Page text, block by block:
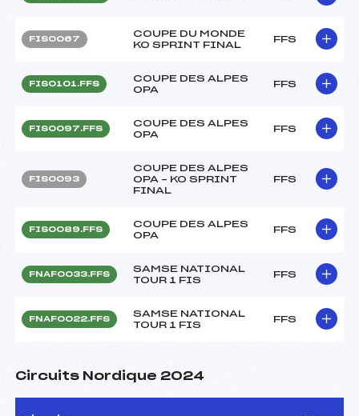
FIS0067
COUPE DU MONDE
KO SPRINT FINAL
FFS
FIS0101.FFS
COUPE DES ALPES
OPA
FFS
FIS0097.FFS
COUPE DES ALPES
OPA
FFS
FIS0093
COUPE DES ALPES
OPA – KO SPRINT
FINAL
FFS
FIS0089.FFS
COUPE DES ALPES
OPA
FFS
FNAF0033.FFS
SAMSE NATIONAL
TOUR 1 FIS
FFS
FNAF0022.FFS
SAMSE NATIONAL
TOUR 1 FIS
FFS
Circuits Nordique 2024